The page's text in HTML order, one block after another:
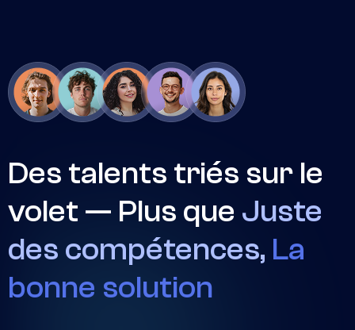
Des talents triés sur le
volet — Plus que Juste
des compétences, La
bonne solution